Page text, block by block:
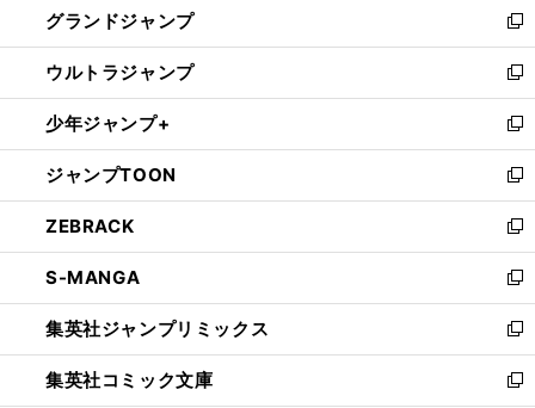
で
開
く
ド
ウ
で
開
く
ィ
ン
ド
ウ
で
開
く
い
ウ
ィ
ン
ド
ウ
で
開
く
グランドジャンプ
新
し
い
ウ
ィ
ン
ド
ウ
で
開
く
ウルトラジャンプ
新
し
い
ウ
ィ
ン
ド
ウ
で
開
く
少年ジャンプ+
新
し
い
ウ
ィ
ン
ド
ウ
で
開
く
ジャンプTOON
新
し
い
ウ
ィ
ン
ド
ウ
で
ZEBRACK
新
し
い
ウ
ィ
ン
ド
S-MANGA
新
し
い
ウ
ィ
集英社ジャンプリミックス
新
し
い
集英社コミック文庫
新